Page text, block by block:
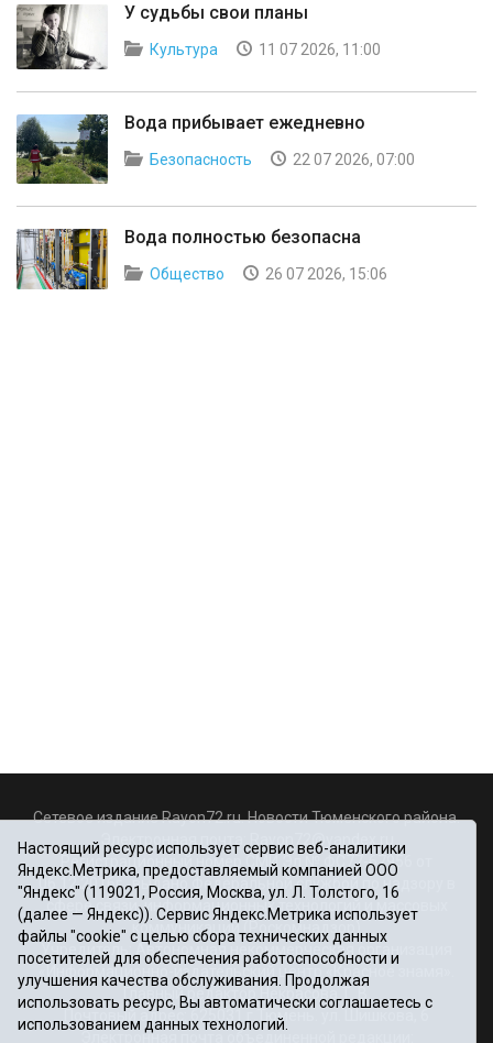
У судьбы свои планы
Культура 11 07 2026, 11:00
Вода прибывает ежедневно
Безопасность 22 07 2026, 07:00
Вода полностью безопасна
Общество 26 07 2026, 15:06
Сетевое издание Rayon72.ru. Новости Тюменского района.
Rayon72@yandex.ru
Регистрационный номер СМИ Эл № ФС77-67956 от
06.12.2016г., выдано Федеральной службой по надзору в
сфере связи, информационных технологий и массовых
коммуникаций (Роскомнадзор)
Учредитель: Автономная некоммерческая организация
«Информационно-издательский центр «Красное знамя».
Главный редактор Некрасова Т. В.
Почтовый адрес: 625031 г.Тюмень. ул. Шишкова, 6
Электронная почта объединенной редакции:
Настоящий ресурс использует сервис веб-аналитики
Яндекс.Метрика, предоставляемый компанией ООО
"Яндекс" (119021, Россия, Москва, ул. Л. Толстого, 16
(далее — Яндекс)). Сервис Яндекс.Метрика использует
файлы "cookie" с целью сбора технических данных
посетителей для обеспечения работоспособности и
улучшения качества обслуживания. Продолжая
использовать ресурс, Вы автоматически соглашаетесь с
использованием данных технологий.